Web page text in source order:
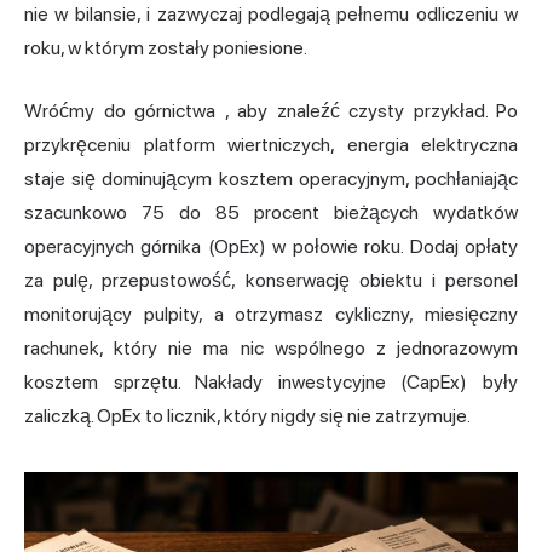
nie w bilansie, i zazwyczaj podlegają pełnemu odliczeniu w
roku, w którym zostały poniesione.
Wróćmy do górnictwa , aby znaleźć czysty przykład. Po
przykręceniu platform wiertniczych, energia elektryczna
staje się dominującym kosztem operacyjnym, pochłaniając
szacunkowo 75 do 85 procent bieżących wydatków
operacyjnych górnika (OpEx) w połowie roku. Dodaj opłaty
za pulę, przepustowość, konserwację obiektu i personel
monitorujący pulpity, a otrzymasz cykliczny, miesięczny
rachunek, który nie ma nic wspólnego z jednorazowym
kosztem sprzętu. Nakłady inwestycyjne (CapEx) były
zaliczką. OpEx to licznik, który nigdy się nie zatrzymuje.